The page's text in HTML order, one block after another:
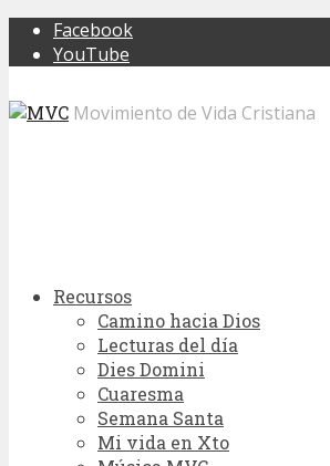
Facebook
YouTube
Movimiento de Vida Cristiana
Recursos
Camino hacia Dios
Lecturas del día
Dies Domini
Cuaresma
Semana Santa
Mi vida en Xto